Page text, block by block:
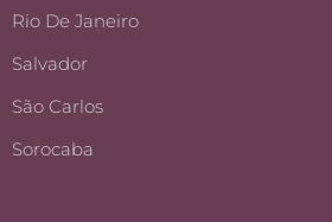
Rio De Janeiro
Salvador
São Carlos
Sorocaba